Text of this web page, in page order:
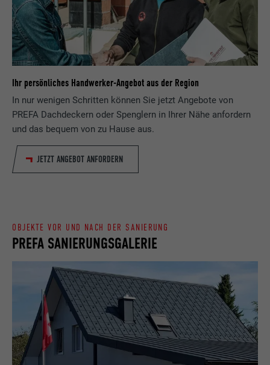
Ihr persönliches Handwerker-Angebot aus der Region
In nur wenigen Schritten können Sie jetzt Angebote von
PREFA Dachdeckern oder Spenglern in Ihrer Nähe anfordern
und das bequem von zu Hause aus.
JETZT ANGEBOT ANFORDERN
PREFA SANIERUNGSGALERIE
OBJEKTE VOR UND NACH DER SANIERUNG
Zweck
wird, um statistische Daten dazu, wieder
Besucher die Website nutzt, zu generieren.
Name _gaexp
Laufzeit 90 Tage
Wird testweise gesetzt, um zu prüfen, ob
der Browser das Setzen von Cookies
erlaubt. Enthält keine
Anbieter ads.linkedin.com
Laufzeit Sitzung
Zweck
Sprach version einer Webseite.
Name lang
Anbieter LinkedIn
Zweck
Webseite ein eingebettetes "Folgen Sie
bcookie
Anbieter LinkedIn
Laufzeit 2 Jahre
Verwendet vom Social-Networking-Dienst